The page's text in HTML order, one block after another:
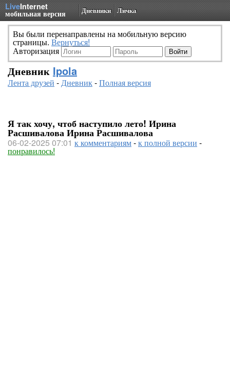
LiveInternet
мобильная версия Дневники Личка
Вы были перенаправлены на мобильную версию
страницы. Вернуться!
Авторизация
Дневник Ipola
Лента друзей -Дневник-Полная версия
Я так хочу, чтоб наступило лето! Ирина
Расшивалова Ирина Расшивалова
06-02-2025 07:01 к комментариям-к полной версии -
понравилось!